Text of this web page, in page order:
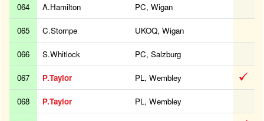
064 A.Hamilton PC, Wigan
065 C.Stompe UKOQ, Wigan
066 S.Whitlock PC, Salzburg
067 P.Taylor PL, Wembley
068 P.Taylor PL, Wembley